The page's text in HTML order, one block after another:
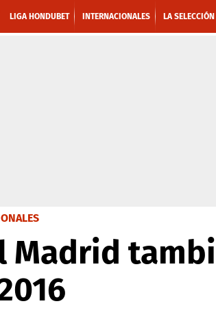
LIGA HONDUBET INTERNACIONALES LA SELECCIÓN
Madrid